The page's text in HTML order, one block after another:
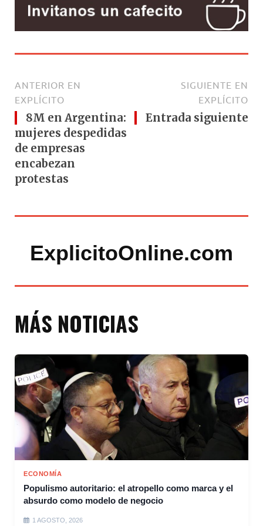
ANTERIOR EN
EXPLÍCITO
8M en Argentina:
mujeres despedidas
de empresas
encabezan
protestas
SIGUIENTE EN
EXPLÍCITO
Entrada siguiente
ExplicitoOnline.com
MÁS NOTICIAS
ECONOMÍA
Populismo autoritario: el atropello como marca y el
absurdo como modelo de negocio
1 AGOSTO, 2026